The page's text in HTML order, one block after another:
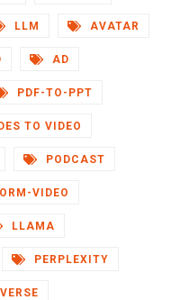
LLM AVATAR
AD
PDF-TO-PPT
TO VIDEO
PODCAST
VIDEO
LLAMA
PERPLEXITY